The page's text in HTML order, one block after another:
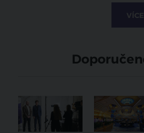
VÍCE